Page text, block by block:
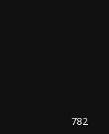
782